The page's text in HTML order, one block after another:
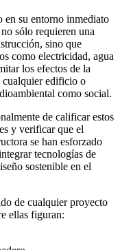
en su entorno inmediato
sólo requieren una
sino que
como electricidad, agua
los efectos de la
cualquier edificio o
como social.
de calificar estos
y verificar que el
se han esforzado
tecnologías de
sostenible en el
de cualquier proyecto
ellas figuran: